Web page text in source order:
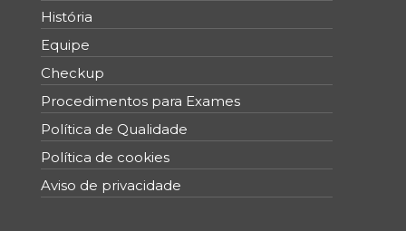
História
Equipe
Checkup
Procedimentos para Exames
Política de Qualidade
Política de cookies
Aviso de privacidade